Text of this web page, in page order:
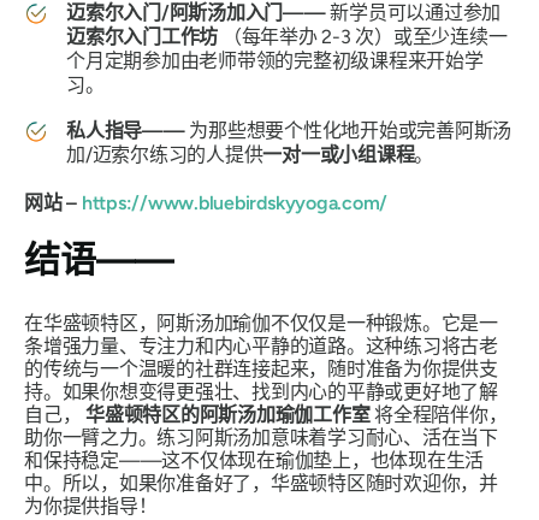
迈索尔入门/阿斯汤加入门——新学员可以通过参加
迈索尔入门工作坊 （每年举办 2-3 次）或至少连续一
个月定期参加由老师带领的完整初级课程来开始学
习。
私人指导—— 为那些想要个性化地开始或完善阿斯汤
加/迈索尔练习的人提供一对一或小组课程。
网站 – https://www.bluebirdskyyoga.com/
结语——
在华盛顿特区，阿斯汤加瑜伽不仅仅是一种锻炼。它是一
条增强力量、专注力和内心平静的道路。这种练习将古老
的传统与一个温暖的社群连接起来，随时准备为你提供支
持。如果你想变得更强壮、找到内心的平静或更好地了解
自己，华盛顿特区的阿斯汤加瑜伽工作室将全程陪伴你，
助你一臂之力。练习阿斯汤加意味着学习耐心、活在当下
和保持稳定——这不仅体现在瑜伽垫上，也体现在生活
中。所以，如果你准备好了，华盛顿特区随时欢迎你，并
为你提供指导！